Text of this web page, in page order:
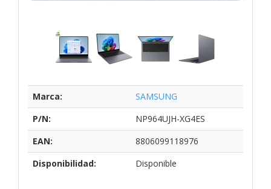
Marca:
SAMSUNG
P/N:
NP964UJH-XG4ES
EAN:
8806099118976
Disponibilidad:
Disponible